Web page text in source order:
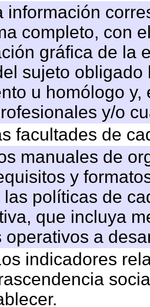
información
completo, con
gráfica de la
sujeto
u homólogo
y/o
facultades de
manuales de
y
políticas de
que incluya
operativos a
indicadores